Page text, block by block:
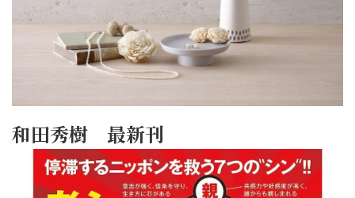
和田秀樹 最新刊